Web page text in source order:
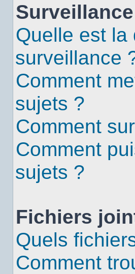
Quelle est la
surveillance
Comment
sujets ?
Comment
Comment
sujets ?
Fichiers
Quels
Comment